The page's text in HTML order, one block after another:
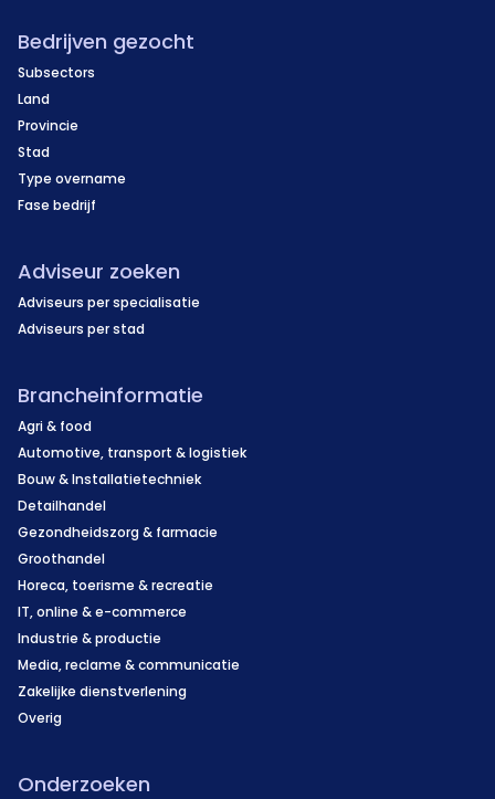
Bedrijven gezocht
Subsectors
Land
Provincie
Stad
Type overname
Fase bedrijf
Adviseur zoeken
Adviseurs per specialisatie
Adviseurs per stad
Brancheinformatie
Agri & food
Automotive, transport & logistiek
Bouw & Installatietechniek
Detailhandel
Gezondheidszorg & farmacie
Groothandel
Horeca, toerisme & recreatie
IT, online & e-commerce
Industrie & productie
Media, reclame & communicatie
Zakelijke dienstverlening
Overig
Onderzoeken